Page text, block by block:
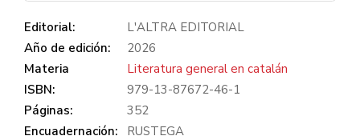
Editorial:
L'ALTRA EDITORIAL
Año de edición:
2026
Materia
Literatura general en catalán
ISBN:
979-13-87672-46-1
Páginas:
352
Encuadernación:
RUSTEGA